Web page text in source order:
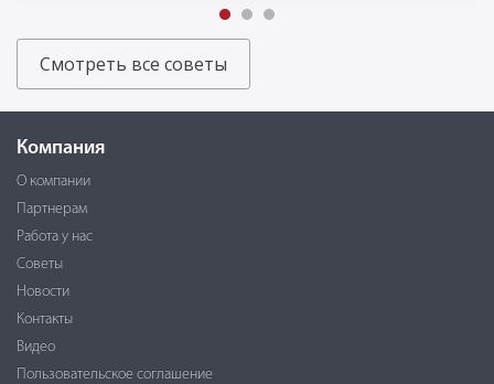
Смотреть все советы
Компания
О компании
Партнерам
Работа у нас
Советы
Новости
Контакты
Видео
Пользовательское соглашение